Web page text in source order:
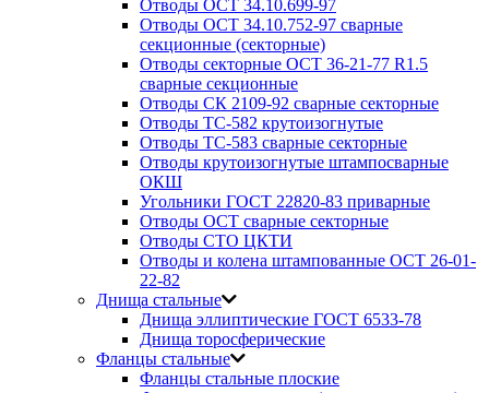
Отводы ОСТ 34.10.699-97
Отводы ОСТ 34.10.752-97 сварные
секционные (секторные)
Отводы секторные ОСТ 36-21-77 R1.5
сварные секционные
Отводы СК 2109-92 сварные секторные
Отводы ТС-582 крутоизогнутые
Отводы ТС-583 сварные секторные
Отводы крутоизогнутые штампосварные
ОКШ
Угольники ГОСТ 22820-83 приварные
Отводы ОСТ сварные секторные
Отводы СТО ЦКТИ
Отводы и колена штампованные ОСТ 26-01-
22-82
Днища стальные
Днища эллиптические ГОСТ 6533-78
Днища торосферические
Фланцы стальные
Фланцы стальные плоские